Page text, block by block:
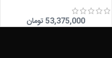
53,375,000تومان